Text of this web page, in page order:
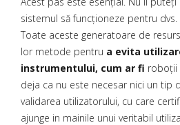
sistemul să funcționeze pentru
Toate aceste generatoare de
lor metode pentru a evita
instrumentului, cum ar fi roboții
deja ca nu este necesar nici un tip
validarea utilizatorului, cu care
ajunge in mainile unui veritabil